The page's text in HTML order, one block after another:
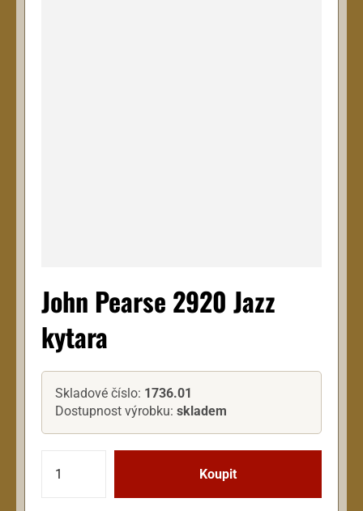
John Pearse 2920 Jazz
kytara
Skladové číslo: 1736.01
Dostupnost výrobku: skladem